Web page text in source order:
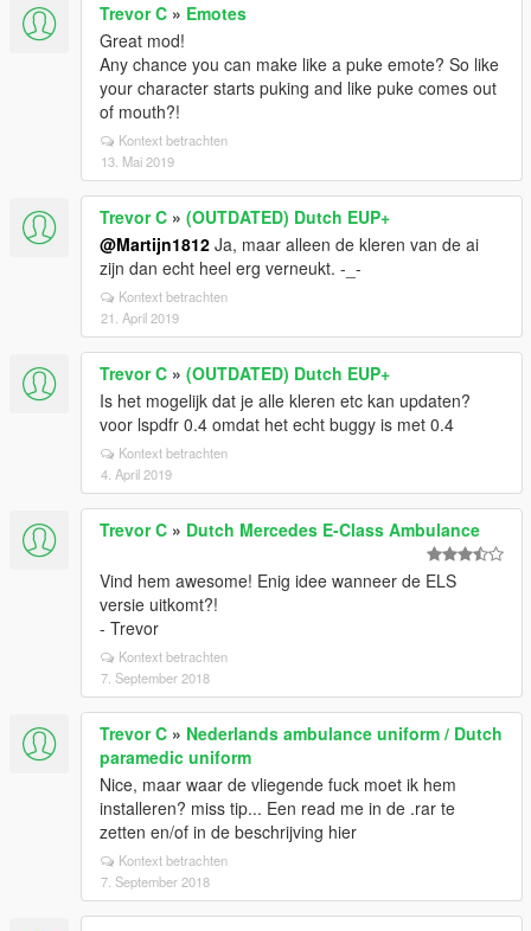
Trevor C » Emotes
Great mod!
Any chance you can make like a puke emote? So like
your character starts puking and like puke comes out
of mouth?!
Kontext betrachten
13. Mai 2019
Trevor C » (OUTDATED) Dutch EUP+
@Martijn1812 Ja, maar alleen de kleren van de ai
zijn dan echt heel erg verneukt. -_-
Kontext betrachten
21. April 2019
Trevor C » (OUTDATED) Dutch EUP+
Is het mogelijk dat je alle kleren etc kan updaten?
voor lspdfr 0.4 omdat het echt buggy is met 0.4
Kontext betrachten
4. April 2019
Trevor C » Dutch Mercedes E-Class Ambulance
Vind hem awesome! Enig idee wanneer de ELS
versie uitkomt?!
- Trevor
Kontext betrachten
7. September 2018
Trevor C » Nederlands ambulance uniform / Dutch
paramedic uniform
Nice, maar waar de vliegende fuck moet ik hem
installeren? miss tip... Een read me in de .rar te
zetten en/of in de beschrijving hier
Kontext betrachten
7. September 2018